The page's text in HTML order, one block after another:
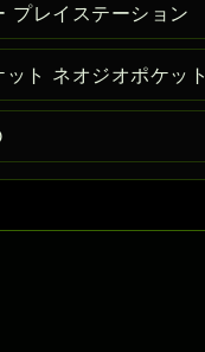
プレイステーション
ト ネオジオポケット